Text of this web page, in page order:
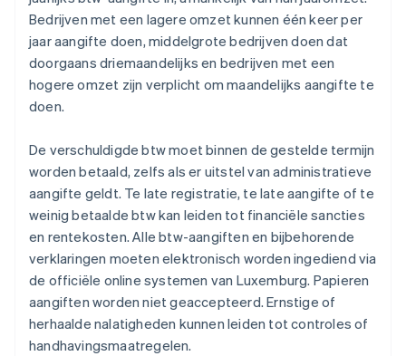
Bedrijven met een lagere omzet kunnen één keer per
jaar aangifte doen, middelgrote bedrijven doen dat
doorgaans driemaandelijks en bedrijven met een
hogere omzet zijn verplicht om maandelijks aangifte te
doen.
De verschuldigde btw moet binnen de gestelde termijn
worden betaald, zelfs als er uitstel van administratieve
aangifte geldt. Te late registratie, te late aangifte of te
weinig betaalde btw kan leiden tot financiële sancties
en rentekosten. Alle btw-aangiften en bijbehorende
verklaringen moeten elektronisch worden ingediend via
de officiële online systemen van Luxemburg. Papieren
aangiften worden niet geaccepteerd. Ernstige of
herhaalde nalatigheden kunnen leiden tot controles of
handhavingsmaatregelen.